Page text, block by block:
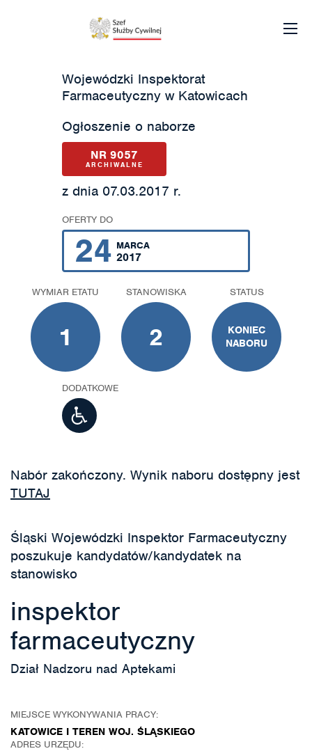
Wojewódzki Inspektorat
Farmaceutyczny w Katowicach
Ogłoszenie o naborze
NR 9057
ARCHIWALNE
z dnia 07.03.2017 r.
OFERTY DO
24 MARCA
2017
WYMIAR ETATU
1
STANOWISKA
2
STATUS
KONIEC
NABORU
DODATKOWE
Nabór zakończony. Wynik naboru dostępny jest
TUTAJ
Śląski Wojewódzki Inspektor Farmaceutyczny
poszukuje kandydatów/kandydatek na
stanowisko
inspektor
farmaceutyczny
Dział Nadzoru nad Aptekami
MIEJSCE WYKONYWANIA PRACY:
KATOWICE I TEREN WOJ. ŚLĄSKIEGO
ADRES URZĘDU: